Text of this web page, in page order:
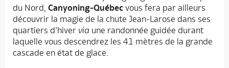
du Nord, Canyoning-Québec vous fera par ailleurs
découvrir la magie de la chute Jean-Larose dans ses
quartiers d’hiver via une randonnée guidée durant
laquelle vous descendrez les 41 mètres de la grande
cascade en état de glace.